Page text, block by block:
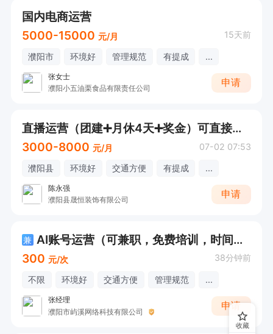
国内电商运营
5000-15000 元/月 15天前
濮阳市 环境好 管理规范 有提成 ...
张女士
濮阳小五油栗食品有限责任公司
申请
直播运营（团建➕月休4天➕奖金）可直接打电话
3000-8000 元/月 07-02 07:53
濮阳县 环境好 交通方便 有提成 ...
陈永强
濮阳县晟恒装饰有限公司
申请
兼
AI账号运营（可兼职，免费培训，时间自由）
300 元/次 38分钟前
不限 环境好 交通方便 管理规范 ...
张经理
濮阳市屿溪网络科技有限公司
申请
收藏